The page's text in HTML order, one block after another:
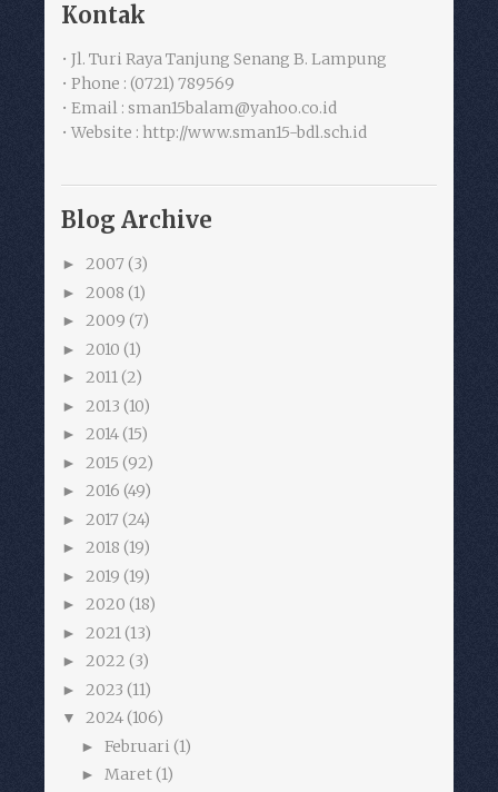
Kontak
• Jl. Turi Raya Tanjung Senang B. Lampung
• Phone : (0721) 789569
• Email : sman15balam@yahoo.co.id
• Website : http://www.sman15-bdl.sch.id
Blog Archive
► 2007 (3)
► 2008 (1)
► 2009 (7)
► 2010 (1)
► 2011(2)
► 2013 (10)
► 2014(15)
► 2015 (92)
► 2016 (49)
► 2017 (24)
► 2018 (19)
► 2019 (19)
► 2020 (18)
► 2021 (13)
► 2022 (3)
► 2023 (11)
▼ 2024(106)
► Februari (1)
► Maret(1)